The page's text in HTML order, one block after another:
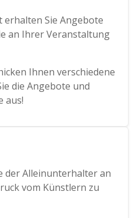
Sie Angebote
an Ihrer Veranstaltung
Ihnen verschiedene
die Angebote und
aus!
der Alleinunterhalter an
vom Künstlern zu